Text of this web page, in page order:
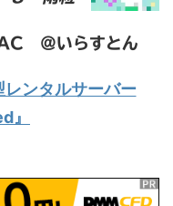
て！モンスターハンター歴10年超え
しては、この後にザッと紹介していき
＠いらすとん
ンタルサーバー
』